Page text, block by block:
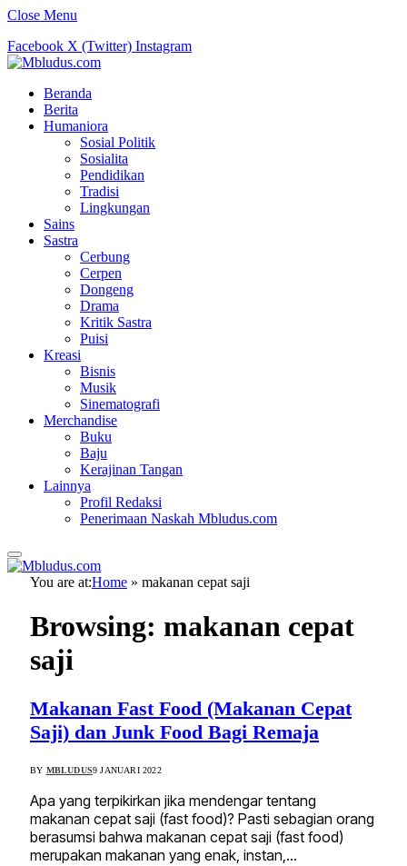
Close Menu
Facebook X (Twitter) Instagram
Beranda
Berita
Humaniora
Sosial Politik
Sosialita
Pendidikan
Tradisi
Lingkungan
Sains
Sastra
Cerbung
Cerpen
Dongeng
Drama
Kritik Sastra
Puisi
Kreasi
Bisnis
Musik
Sinematografi
Merchandise
Buku
Baju
Kerajinan Tangan
Lainnya
Profil Redaksi
Penerimaan Naskah Mbludus.com
You are at:Home » makanan cepat saji
Browsing: makanan cepat
saji
Makanan Fast Food (Makanan Cepat
Saji) dan Junk Food Bagi Remaja
BY MBLUDUS9 JANUARI 2022
Apa yang terpikirkan jika mendengar tentang
makanan cepat saji (fast food)? Pasti sebagian orang
berasumsi bahwa makanan cepat saji (fast food)
merupakan makanan yang enak, instan,…